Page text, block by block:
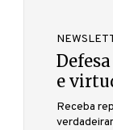
e
Receba